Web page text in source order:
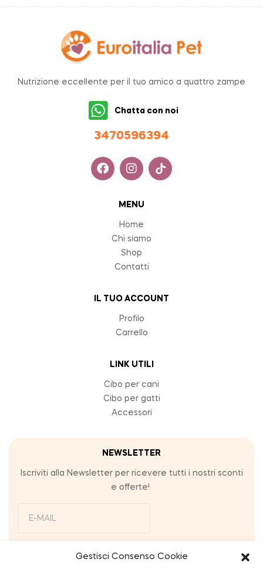
Gestisci Consenso Cookie
Nutrizione eccellente per il tuo amico a quattro zampe
Chatta con noi
3470596394
MENU
Home
Chi siamo
Shop
Contatti
IL TUO ACCOUNT
Profilo
Carrello
LINK UTILI
Cibo per cani
Cibo per gatti
Accessori
NEWSLETTER
Iscriviti alla Newsletter per ricevere tutti i nostri sconti
e offerte!